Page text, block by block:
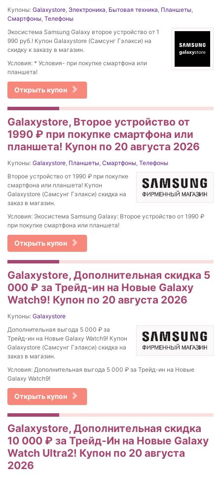
Купоны: Galaxystore, Электроника, Бытовая техника, Планшеты,
Смартфоны, Телефоны
Экосистема Samsung Galaxy второе устройство от 1
990 руб.! Купон Galaxystore (Самсунг Гэлакси) на
скидку к заказу в магазин.
Условия: * Условия- при покупке смартфона или
планшета!
Открыть купон
Galaxystore, Второе устройство от
1990 ₽ при покупке смартфона или
планшета! Купон по 20 августа 2026
Купоны: Galaxystore, Планшеты, Смартфоны, Телефоны
Второе устройство от 1990 ₽ при покупке
смартфона или планшета! Купон
Galaxystore (Самсунг Гэлакси) скидка на
заказ в магазин.
Условия: Экосистема Samsung Galaxy: Второе устройство от 1990 ₽
при покупке смартфона или планшета!
Открыть купон
Galaxystore, Дополнительная скидка 5
000 ₽ за Трейд-ин на Новые Galaxy
Watch9! Купон по 20 августа 2026
Купоны: Galaxystore
Дополнительная выгода 5 000 ₽ за
Трейд-ин на Новые Galaxy Watch9! Купон
Galaxystore (Самсунг Гэлакси) скидка на
заказ в магазин.
Условия: Дополнительная выгода 5 000 ₽ за Трейд-ин на Новые
Galaxy Watch9!
Открыть купон
Galaxystore, Дополнительная скидка
10 000 ₽ за Трейд-Ин на Новые Galaxy
Watch Ultra2! Купон по 20 августа
2026